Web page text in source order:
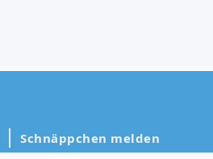
Schnäppchen melden